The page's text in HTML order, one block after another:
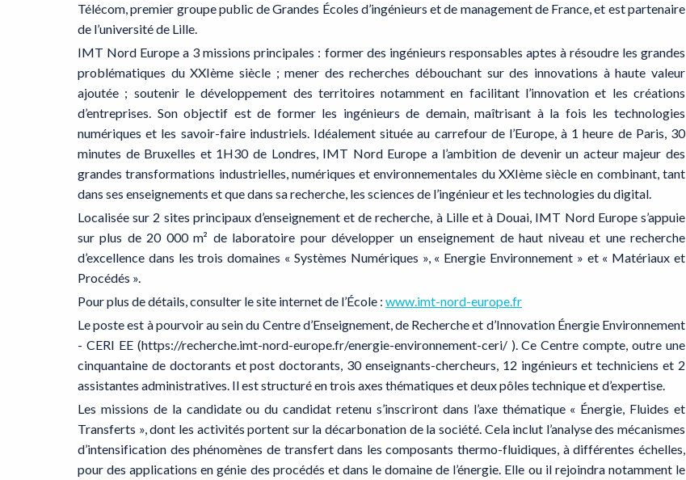
Télécom, premier groupe public de Grandes Écoles d’ingénieurs et de management de France, et est partenaire
de l’université de Lille.
IMT Nord Europe a 3 missions principales : former des ingénieurs responsables aptes à résoudre les grandes
problématiques du XXIème siècle ; mener des recherches débouchant sur des innovations à haute valeur
ajoutée ; soutenir le développement des territoires notamment en facilitant l’innovation et les créations
d’entreprises. Son objectif est de former les ingénieurs de demain, maîtrisant à la fois les technologies
numériques et les savoir-faire industriels. Idéalement située au carrefour de l’Europe, à 1 heure de Paris, 30
minutes de Bruxelles et 1H30 de Londres, IMT Nord Europe a l’ambition de devenir un acteur majeur des
grandes transformations industrielles, numériques et environnementales du XXIème siècle en combinant, tant
dans ses enseignements et que dans sa recherche, les sciences de l’ingénieur et les technologies du digital.
Localisée sur 2 sites principaux d’enseignement et de recherche, à Lille et à Douai, IMT Nord Europe s’appuie
sur plus de 20 000 m² de laboratoire pour développer un enseignement de haut niveau et une recherche
d’excellence dans les trois domaines « Systèmes Numériques », « Energie Environnement » et « Matériaux et
Procédés ».
Pour plus de détails, consulter le site internet de l’École : www.imt-nord-europe.fr
Le poste est à pourvoir au sein du Centre d’Enseignement, de Recherche et d’Innovation Énergie Environnement
- CERI EE (https://recherche.imt-nord-europe.fr/energie-environnement-ceri/ ). Ce Centre compte, outre une
cinquantaine de doctorants et post doctorants, 30 enseignants-chercheurs, 12 ingénieurs et techniciens et 2
assistantes administratives. Il est structuré en trois axes thématiques et deux pôles technique et d’expertise.
Les missions de la candidate ou du candidat retenu s’inscriront dans l’axe thématique « Énergie, Fluides et
Transferts », dont les activités portent sur la décarbonation de la société. Cela inclut l’analyse des mécanismes
d’intensification des phénomènes de transfert dans les composants thermo-fluidiques, à différentes échelles,
pour des applications en génie des procédés et dans le domaine de l’énergie. Elle ou il rejoindra notamment le